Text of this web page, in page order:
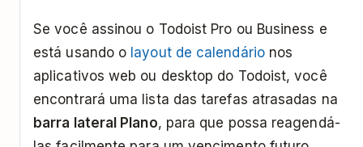
Se você assinou o Todoist Pro ou Business e
está usando o layout de calendárionos
aplicativos web ou desktop do Todoist, você
encontrará uma lista das tarefas atrasadas na
barra lateral Plano, para que possa reagendá-